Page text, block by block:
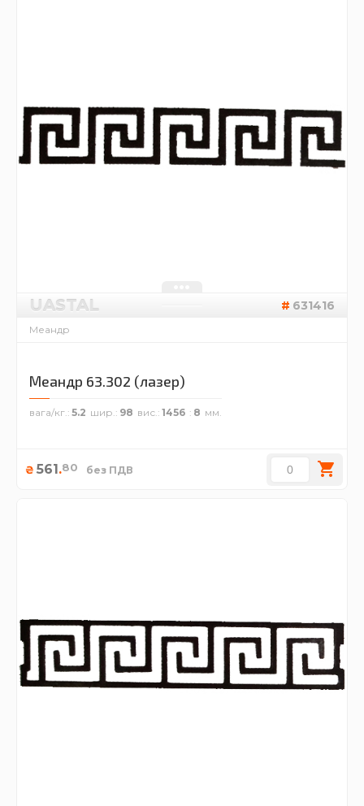
UASTAL 631416
Меандр
Меандр 63.302 (лазер)
вага/кг. 5.2 шир. 98 вис. 1456 8
₴ 561.80 без ПДВ